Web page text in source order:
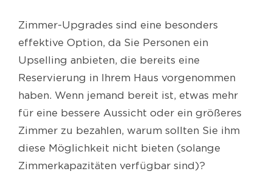
Zimmer-Upgrades sind eine besonders
effektive Option, da Sie Personen ein
Upselling anbieten, die bereits eine
Reservierung in Ihrem Haus vorgenommen
haben. Wenn jemand bereit ist, etwas mehr
für eine bessere Aussicht oder ein größeres
Zimmer zu bezahlen, warum sollten Sie ihm
diese Möglichkeit nicht bieten (solange
Zimmerkapazitäten verfügbar sind)?